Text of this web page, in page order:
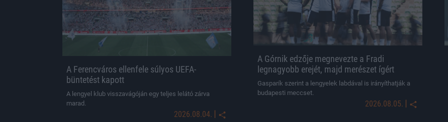
A Górnik edzője megnevezte a Fradi
legnagyobb erejét, majd merészet ígért
Gasparík szerint a lengyelek labdával is irányíthatják a
budapesti meccset.
2026.08.05. |
A Ferencváros ellenfele súlyos UEFA-
büntetést kapott
A lengyel klub visszavágóján egy teljes lelátó zárva
marad.
2026.08.04. |